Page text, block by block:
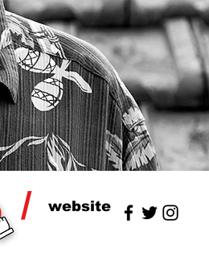
/ website